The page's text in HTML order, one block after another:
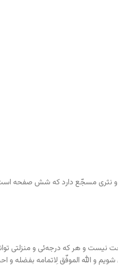
و نثری مسجّع دارد که شش صفحه
نیست و هر که درجه‌ئی و منزلتی
الله الموفّق لِاتمامه بفضله و